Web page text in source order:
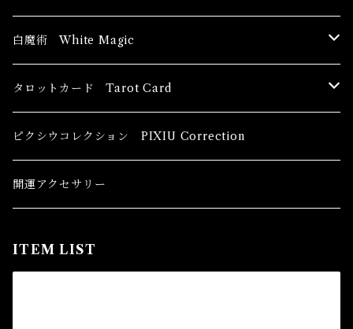
ブッダ Buddha
恋愛運
健康運 Health
金運 Money
白魔術 White Magic
香油 Oils
恋愛 Love
金運 Money
キャンドル Candles
恋愛 Love
自己実現 Self-Realization
線香 Stick Incense
仕事
金運 Money
タロットカード Tarot Card
初心者向け For The Beginners
中級者向け
ピクシウコレクション PIXIU Correction
開運アクセサリー
ITEM LIST